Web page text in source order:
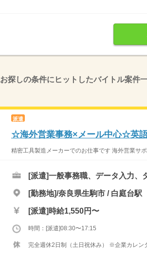
お探しの条件にヒットしたバイトル案件
派遣
☆海外営業事務×メール中心☆英
精密工具製造メーカーでのお仕事です 海外営業サ
[派遣]一般事務職、データ入力、
[勤務地]/奈良県生駒市 / 白庭台駅
[派遣] 時給1,550円〜
時間：[派遣]08:30〜17:15
完全週休2日制（土日祝休み） ※企業カレン